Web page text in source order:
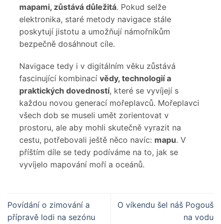
mapami, zůstává důležitá. Pokud selže
elektronika, staré metody navigace stále
poskytují jistotu a umožňují námořníkům
bezpečně dosáhnout cíle.
Navigace tedy i v digitálním věku zůstává
fascinující kombinací vědy, technologií a
praktických dovedností, které se vyvíjejí s
každou novou generací mořeplavců. Mořeplavci
všech dob se museli umět zorientovat v
prostoru, ale aby mohli skutečně vyrazit na
cestu, potřebovali ještě něco navíc: mapu. V
příštím díle se tedy podíváme na to, jak se
vyvíjelo mapování moří a oceánů.
Povídání o zimování a
přípravě lodi na sezónu
O víkendu šel náš Pogouš
na vodu